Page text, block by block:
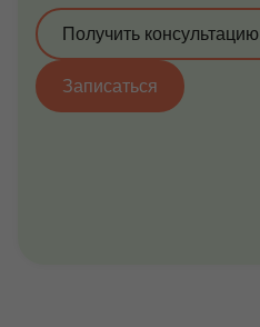
Записаться
Получить консультацию